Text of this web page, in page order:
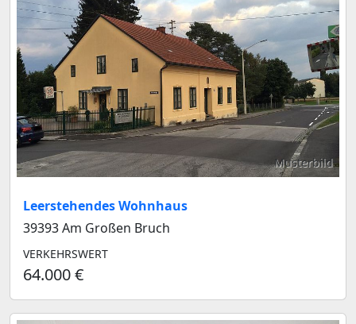
Musterbild
Leerstehendes Wohnhaus
39393 Am Großen Bruch
VERKEHRSWERT
64.000 €